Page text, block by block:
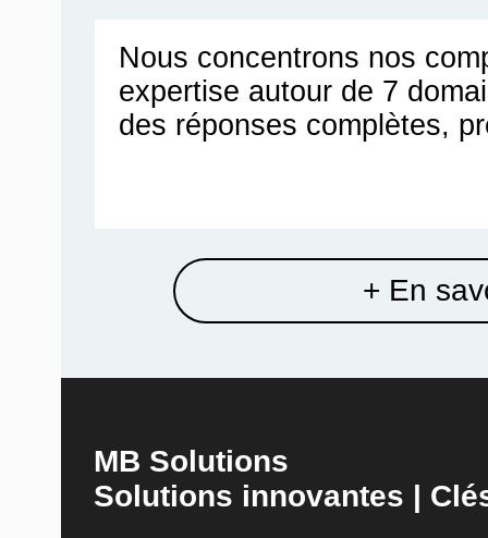
Nous concentrons nos
expertise autour de 7
des réponses complètes,
+ En
MB Solutions
Solutions innovantes |